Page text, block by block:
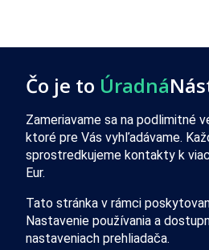
Čo je to Úradná
Zameriavame sa na podlimitné
ktoré pre Vás vyhľadávame.
sprostredkujeme kontakty k
Eur.
Tato stránka v rámci
Nastavenie používania a
nastaveniach prehliadača.